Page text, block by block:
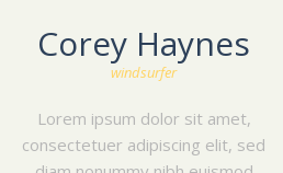
Corey Haynes
windsurfer
Lorem ipsum dolor sit amet,
consectetuer adipiscing elit, sed